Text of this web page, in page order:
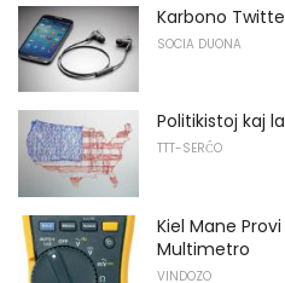
Karbono
SOCIA DUONA
Politikistoj kaj
TTT-SERĈO
Kiel Mane
Multimetro
VINDOZO